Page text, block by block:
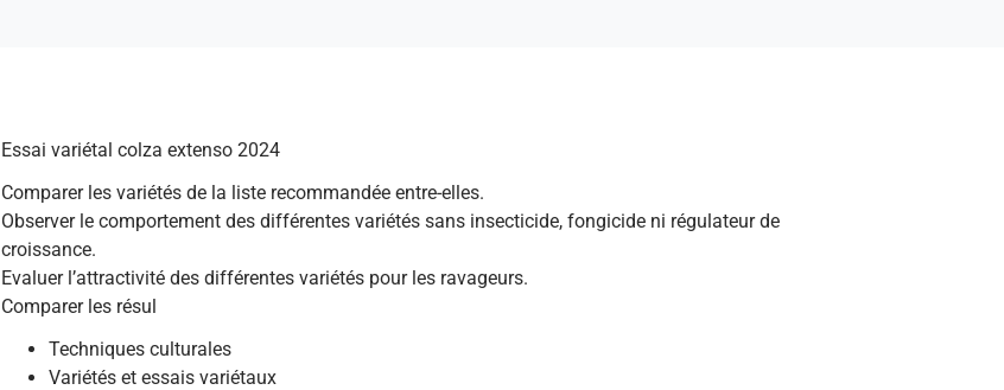
Essai variétal colza extenso 2024
Comparer les variétés de la liste recommandée entre-elles.
Observer le comportement des différentes variétés sans insecticide, fongicide ni régulateur de
croissance.
Evaluer l’attractivité des différentes variétés pour les ravageurs.
Comparer les résul
Techniques culturales
Variétés et essais variétaux